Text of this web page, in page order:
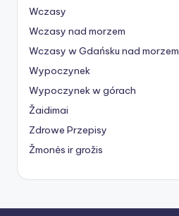
Wczasy
Wczasy nad morzem
Wczasy w Gdańsku nad morzem
Wypoczynek
Wypoczynek w górach
Žaidimai
Zdrowe Przepisy
Žmonės ir grožis